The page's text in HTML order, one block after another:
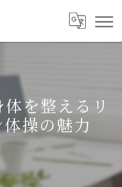
を整えるリ
操の魅力